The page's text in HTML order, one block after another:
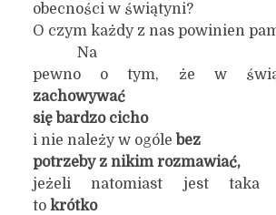
obecności w świątyni?
O czym każdy z nas powinien
Na
pewno o tym, że w
zachowywać
się bardzo cicho
i nie należy w ogóle bez
potrzeby z nikim rozmawiać,
jeżeli natomiast jest taka
to krótko